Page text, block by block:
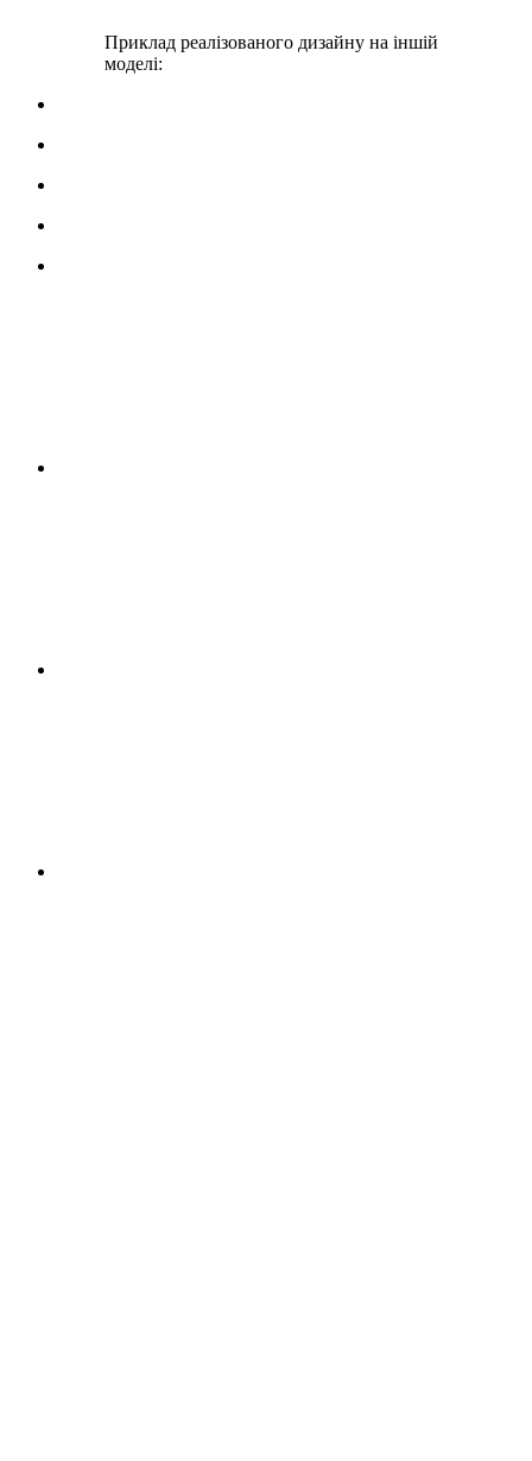
Приклад реалізованого дизайну на іншій
моделі: